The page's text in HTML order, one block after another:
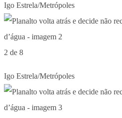
Igo Estrela/Metrópoles
2 de 8
Igo Estrela/Metrópoles